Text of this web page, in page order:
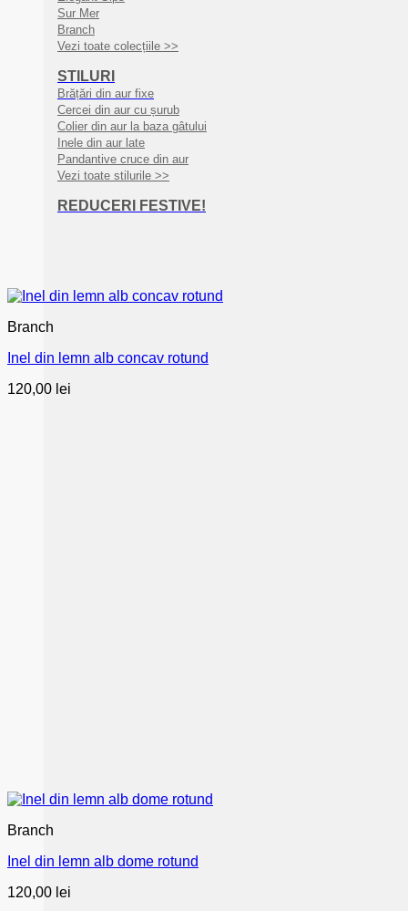
Sur Mer
Branch
Vezi toate colecțiile >>
STILURI
Brățări din aur fixe
Cercei din aur cu șurub
Colier din aur la baza gâtului
Inele din aur late
Pandantive cruce din aur
Vezi toate stilurile >>
REDUCERI FESTIVE!
Branch
Inel din lemn alb concav rotund
120,00 lei
Branch
Inel din lemn alb dome rotund
120,00 lei